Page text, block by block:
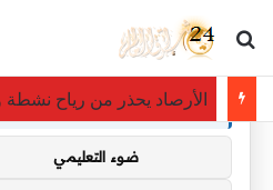
بحث عن
الأرصاد يحذر من رياح نشطة وتدنٍ في الرؤية
توصيات :
باقة متميزة VIP (كود: AA35872):
ضوء التعليمي